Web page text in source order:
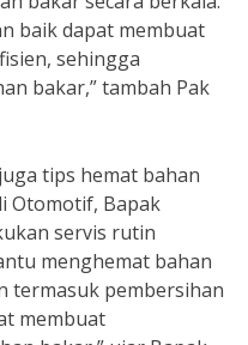
baik dapat membuat
sehingga
bakar,” tambah Pak
tips hemat bahan
Otomotif, Bapak
servis rutin
menghemat bahan
termasuk pembersihan
membuat